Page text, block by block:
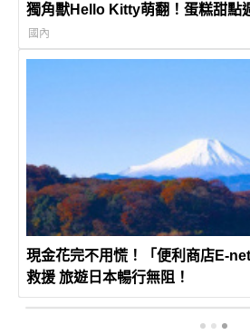
獨角獸Hello Kitty萌翻！蛋糕甜點
國內
現金花完不用慌！「便利商店E-
救援 旅遊日本暢行無阻！